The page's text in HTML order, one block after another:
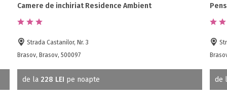
Camere de inchiriat Residence Ambient
Strada Castanilor, Nr. 3
Brasov, Brasov, 500097
de la 228 LEI pe noapte de